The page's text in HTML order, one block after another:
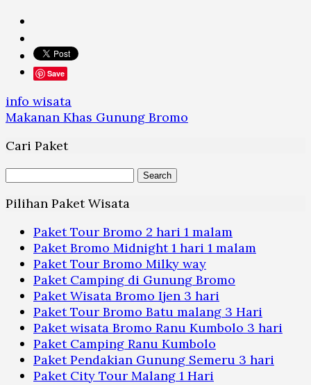
Save
info wisata
Makanan Khas Gunung Bromo
Cari Paket
Search
Pilihan Paket Wisata
Paket Tour Bromo 2 hari 1 malam
Paket Bromo Midnight 1 hari 1 malam
Paket Tour Bromo Milky way
Paket Camping di Gunung Bromo
Paket Wisata Bromo Ijen 3 hari
Paket Tour Bromo Batu malang 3 Hari
Paket wisata Bromo Ranu Kumbolo 3 hari
Paket Camping Ranu Kumbolo
Paket Pendakian Gunung Semeru 3 hari
Paket City Tour Malang 1 Hari